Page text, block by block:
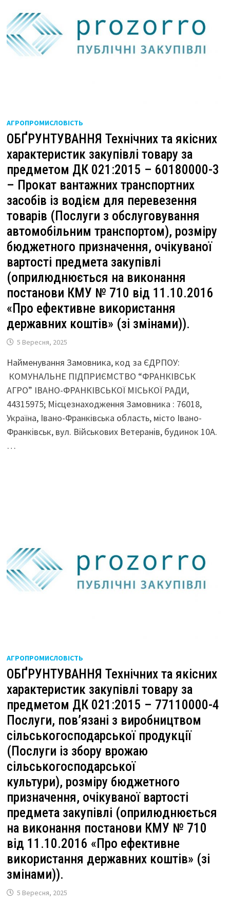
АГРОПРОМИСЛОВІСТЬ
ОБҐРУНТУВАННЯ Технічних та якісних
характеристик закупівлі товару за
предметом ДК 021:2015 – 60180000-3
– Прокат вантажних транспортних
засобів із водієм для перевезення
товарів (Послуги з обслуговування
автомобільним транспортом), розміру
бюджетного призначення, очікуваної
вартості предмета закупівлі
(оприлюднюється на виконання
постанови КМУ № 710 від 11.10.2016
«Про ефективне використання
державних коштів» (зі змінами)).
5 Вересня, 2025
Найменування Замовника, код за ЄДРПОУ:
КОМУНАЛЬНЕ ПІДПРИЄМСТВО “ФРАНКІВСЬК
АГРО” ІВАНО-ФРАНКІВСЬКОЇ МІСЬКОЇ РАДИ,
44315975; Місцезнаходження Замовника : 76018,
Україна, Івано-Франківська область, місто Івано-
Франківськ, вул. Військових Ветеранів, будинок 10А.
…
АГРОПРОМИСЛОВІСТЬ
ОБҐРУНТУВАННЯ Технічних та якісних
характеристик закупівлі товару за
предметом ДК 021:2015 – 77110000-4
Послуги, пов’язані з виробництвом
сільськогосподарської продукції
(Послуги із збору врожаю
сільськогосподарської
культури), розміру бюджетного
призначення, очікуваної вартості
предмета закупівлі (оприлюднюється
на виконання постанови КМУ № 710
від 11.10.2016 «Про ефективне
використання державних коштів» (зі
змінами)).
5 Вересня, 2025